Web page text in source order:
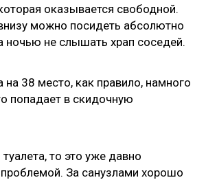
оказывается свободной.
можно посидеть абсолютно
ночью не слышать храп соседей.
на 38 место, как правило, намного
попадает в скидочную
то это уже давно
За санузлами хорошо